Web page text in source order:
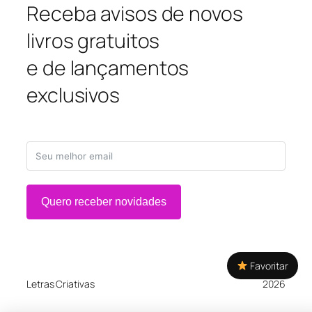
Receba avisos de novos
livros gratuitos
e de lançamentos
exclusivos
Quero receber novidades
Letras Criativas 2026
Favoritar